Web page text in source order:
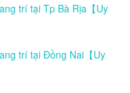
trí tại Tp Bà Rịa【Uy
trí tại Đồng Nai【Uy